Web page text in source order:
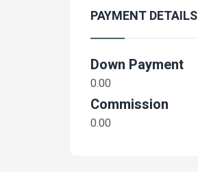
PAYMENT DETAILS
Down Payment
0.00
Commission
0.00